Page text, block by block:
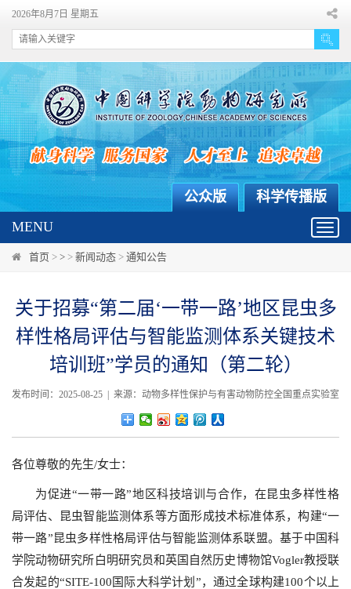
2026年8月7日 星期五
科学传播版
公众版
MENU
首页 > > > 新闻动态 > 通知公告
关于招募“第二届‘一带一路’地区昆虫多
样性格局评估与智能监测体系关键技术
培训班”学员的通知（第二轮）
发布时间：2025-08-25 | 来源：动物多样性保护与有害动物防控全国重点实验室
各位尊敬的先生/女士：
为促进“一带一路”地区科技培训与合作，在昆虫多样性格
局评估、昆虫智能监测体系等方面形成技术标准体系，构建“一
带一路”昆虫多样性格局评估与智能监测体系联盟。基于中国科
学院动物研究所白明研究员和英国自然历史博物馆Vogler教授联
合发起的“SITE-100国际大科学计划”，通过全球构建100个以上